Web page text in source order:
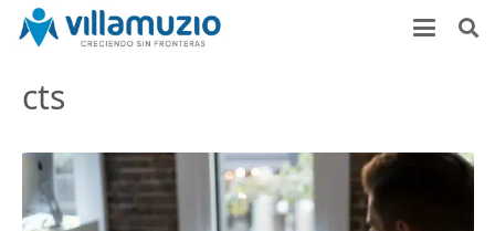
cts